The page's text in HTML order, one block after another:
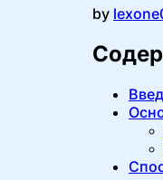
by lexone